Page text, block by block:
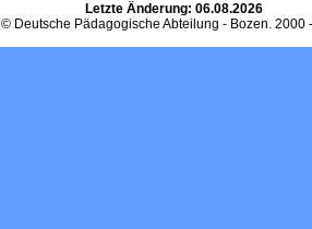
Letzte Änderung: 06.08.2026
© Deutsche Pädagogische Abteilung - Bozen. 2000